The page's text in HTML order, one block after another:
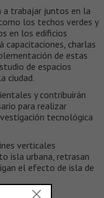
a trabajar juntos en la
los techos verdes y
en los edificios
capacitaciones, charlas
de estas
de espacios
ciudad.
y contribuirán
para realizar
tecnológica
verticales
isla urbana, retrasan
el efecto de isla de